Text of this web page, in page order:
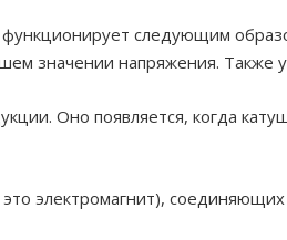
следующим
значении напряжения. Также
Оно появляется, когда
электромагнит),